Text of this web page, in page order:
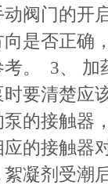
动阀门的开
向是否正确
考。 3、 加
时要清楚应
泵的接触器
应的接触器
絮凝剂受潮